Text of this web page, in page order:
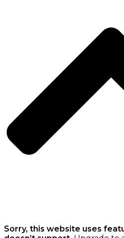
Sorry, this website uses